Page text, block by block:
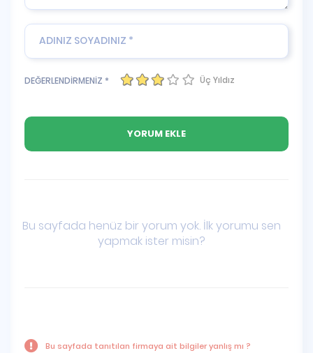
DEĞERLENDİRMENİZ * Üç Yıldız
Bu sayfada henüz bir yorum yok. İlk yorumu sen
yapmak ister misin?
Bu sayfada tanıtılan firmaya ait bilgiler yanlış mı ?